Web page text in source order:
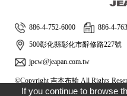
886-4-752-6000 886-4-
500彰化縣彰化市辭修路227號
jpcw@jeapan.com.tw
©Copyright 吉本布輪 All Rights
If you continue to browse